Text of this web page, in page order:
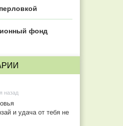
фонд
назад
и удача от тебя не